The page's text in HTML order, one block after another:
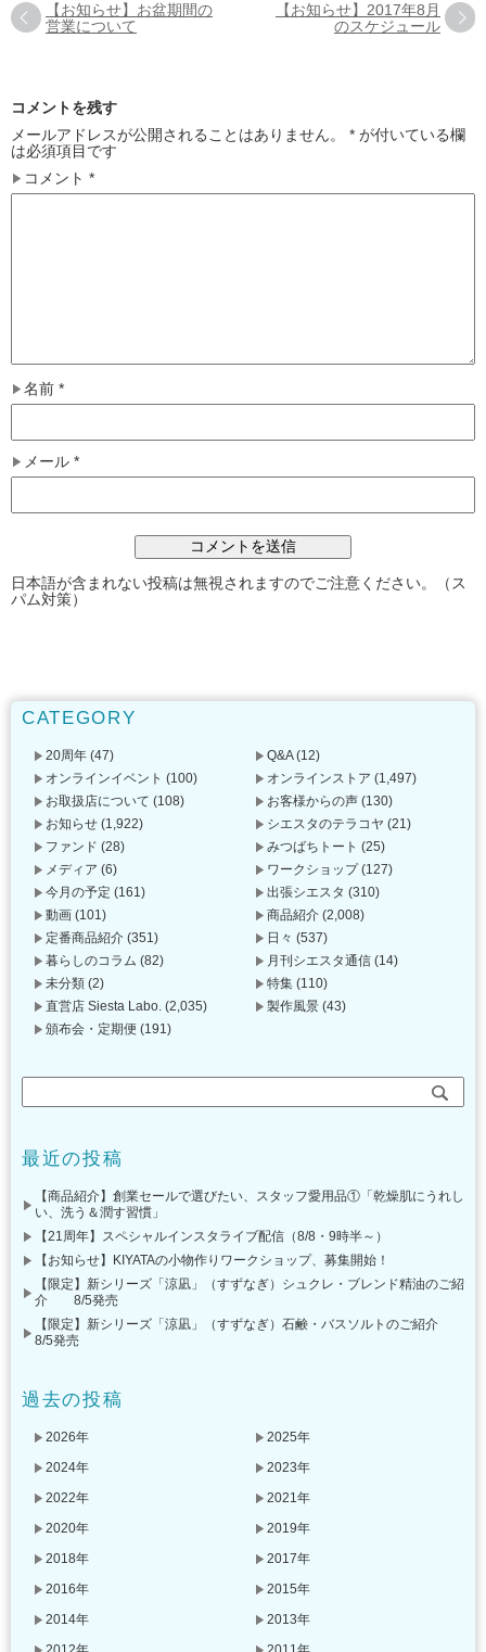
【お知らせ】お盆期間の
営業について
【お知らせ】2017年8月
のスケジュール
コメントを残す
メールアドレスが公開されることはありません。
* が付いている欄
は必須項目です
コメント *
名前 *
メール *
日本語が含まれない投稿は無視されますのでご注意ください。（ス
パム対策）
CATEGORY
20周年 (47) Q&A(12)
オンラインイベント (100) オンラインストア (1,497)
お取扱店について (108) お客様からの声 (130)
お知らせ (1,922) シエスタのテラコヤ (21)
ファンド (28) みつばちトート (25)
メディア (6) ワークショップ(127)
今月の予定 (161) 出張シエスタ (310)
動画 (101) 商品紹介 (2,008)
定番商品紹介 (351) 日々 (537)
暮らしのコラム (82) 月刊シエスタ通信 (14)
未分類 (2) 特集 (110)
直営店 Siesta Labo. (2,035) 製作風景 (43)
頒布会・定期便 (191)
最近の投稿
【商品紹介】創業セールで選びたい、スタッフ愛用品①「乾燥肌にうれし
い、洗う＆潤す習慣」
【21周年】スペシャルインスタライブ配信（8/8・9時半～）
【お知らせ】KIYATAの小物作りワークショップ、募集開始！
【限定】新シリーズ「涼凪」（すずなぎ）シュクレ・ブレンド精油のご紹
介 8/5発売
【限定】新シリーズ「涼凪」（すずなぎ）石鹸・バスソルトのご紹介
8/5発売
過去の投稿
2026年
2025年
2024年
2023年
2022年
2021年
2020年
2019年
2018年
2017年
2016年
2015年
2014年
2013年